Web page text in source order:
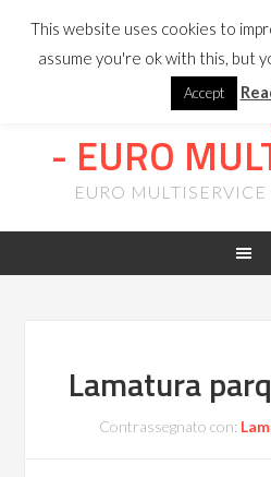
8298964-
Lamatura
- EURO
EURO
Lamatura
Contrassegnato con:
This website uses cookies to
assume you're ok with this, but
Accept